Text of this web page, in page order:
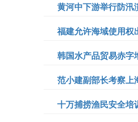
黄河中下游举行防汛
福建允许海域使用权
韩国水产品贸易赤字
范小建副部长考察上
十万捕捞渔民安全培